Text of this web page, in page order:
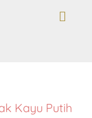
Kayu Putih